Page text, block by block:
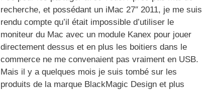
recherche, et possédant un iMac 27″ 2011, je me suis
rendu compte qu’il était impossible d’utiliser le
moniteur du Mac avec un module Kanex pour jouer
directement dessus et en plus les boitiers dans le
commerce ne me convenaient pas vraiment en USB.
Mais il y a quelques mois je suis tombé sur les
produits de la marque BlackMagic Design et plus